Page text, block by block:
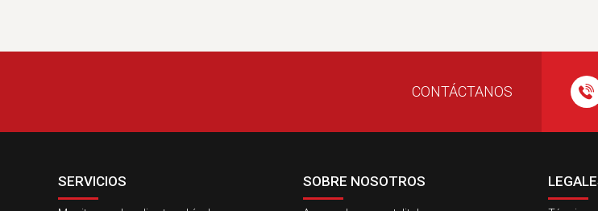
CONTÁCTANOS
SERVICIOS SOBRE NOSOTROS